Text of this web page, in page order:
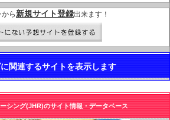
ら 新規サイト登録出来ます！
関連するサイトを表示します
シング(JHR)のサイト情報・データベース